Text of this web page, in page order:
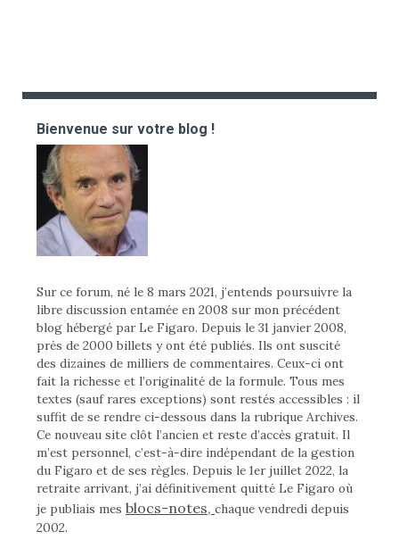
Bienvenue sur votre blog !
Sur ce forum, né le 8 mars 2021, j’entends poursuivre la
libre discussion entamée en 2008 sur mon précédent
blog hébergé par Le Figaro. Depuis le 31 janvier 2008,
près de 2000 billets y ont été publiés. Ils ont suscité
des dizaines de milliers de commentaires. Ceux-ci ont
fait la richesse et l’originalité de la formule. Tous mes
textes (sauf rares exceptions) sont restés accessibles : il
suffit de se rendre ci-dessous dans la rubrique Archives.
Ce nouveau site clôt l’ancien et reste d’accès gratuit. Il
m’est personnel, c’est-à-dire indépendant de la gestion
du Figaro et de ses règles. Depuis le 1er juillet 2022, la
retraite arrivant, j’ai définitivement quitté Le Figaro où
je publiais mes blocs-notes, chaque vendredi depuis
2002.